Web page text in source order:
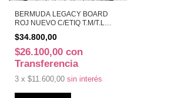
BERMUDA LEGACY BOARD
ROJ NUEVO C/ETIQ T.M/T.L
(11224)
$34.800,00
$26.100,00 con
Transferencia
3 x $11.600,00 sin interés